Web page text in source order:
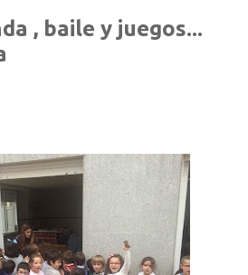
, baile y juegos...